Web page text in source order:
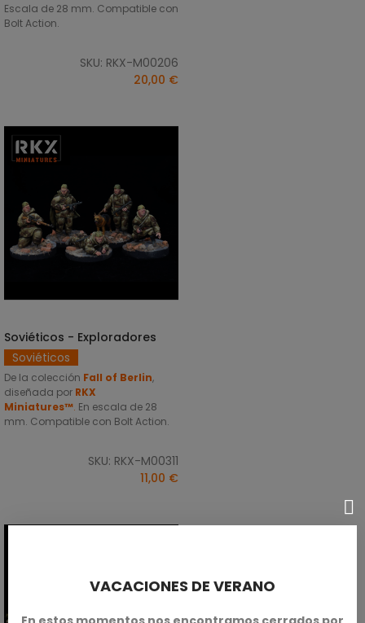
Escala de 28 mm. Compatible con
Bolt Action.
SKU: RKX-M00206
20,00 €
AÑADIR AL CARRITO
Soviéticos - Exploradores
Soviéticos
De la colección Fall of Berlin,
diseñada por RKX
Miniatures™. En escala de 28
mm. Compatible con Bolt Action.
SKU: RKX-M00311
11,00 €
VACACIONES DE VERANO